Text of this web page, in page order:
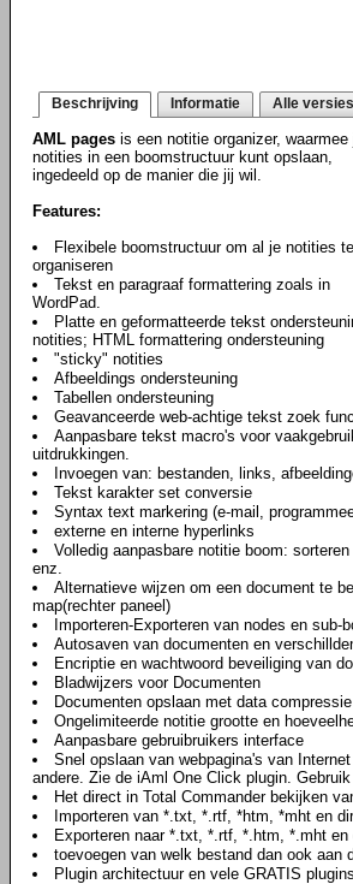
Beschrijving Informatie Alle versies
AML pages is een notitie organizer, waarmee
notities in een boomstructuur kunt opslaan,
ingedeeld op de manier die jij wil.
Features:
Flexibele boomstructuur om al je notities te
organiseren
Tekst en paragraaf formattering zoals in
WordPad.
Platte en geformatteerde tekst
notities; HTML formattering ondersteuning
"sticky" notities
Afbeeldings ondersteuning
Tabellen ondersteuning
Geavanceerde web-achtige tekst zoek
Aanpasbare tekst macro's voor
uitdrukkingen.
Invoegen van: bestanden, links,
Tekst karakter set conversie
Syntax text markering (e-mail,
externe en interne hyperlinks
Volledig aanpasbare notitie boom:
enz.
Alternatieve wijzen om een document te
map(rechter paneel)
Importeren-Exporteren van nodes en sub-
Autosaven van documenten en
Encriptie en wachtwoord beveiliging van
Bladwijzers voor Documenten
Documenten opslaan met data
Ongelimiteerde notitie grootte en
Aanpasbare gebruibruikers interface
Snel opslaan van webpagina's van
andere. Zie de iAml One Click plugin.
Het direct in Total Commander bekijken
Importeren van *.txt, *.rtf, *htm, *mht en
Exporteren naar *.txt, *.rtf, *.htm, *.mht
toevoegen van welk bestand dan ook aan
Plugin architectuur en vele GRATIS